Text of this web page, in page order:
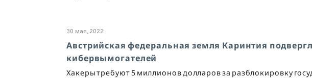
30 мая, 2022
Австрийская федеральная земля Каринтия
кибервымогателей
Хакеры требуют 5 миллионов долларов за разблокировку